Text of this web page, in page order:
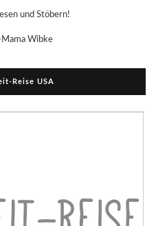
und Stöbern!
Mama Wibke
Reise USA